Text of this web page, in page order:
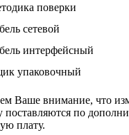
поверки
сетевой
интерфейсный
упаковочный
Ваше внимание, что
поставляются по
плату.